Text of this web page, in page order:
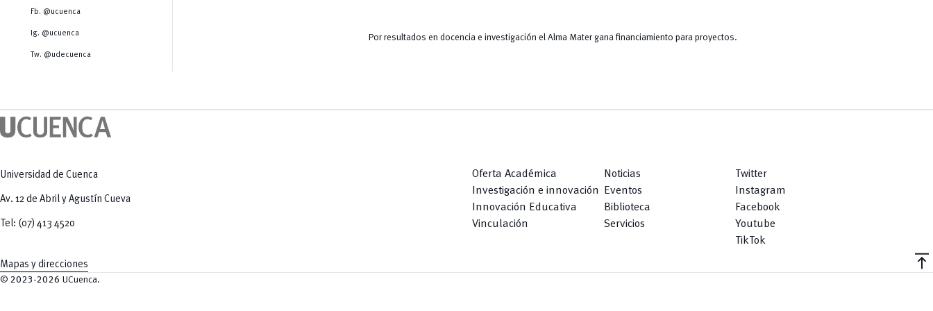
Tecnologías
Radio Universitaria
Sostenibilidad
Fb. @ucuenca
Ig. @ucuenca
Tw. @udecuenca
Por resultados en docencia e investigación el Alma Mater gana financiamiento para proyectos.
Universidad de Cuenca
Av. 12 de Abril y Agustín Cueva
Tel: (07) 413 4520
Mapas y direcciones
Oferta Académica
Investigación e innovación
Innovación Educativa
Vinculación
Noticias
Eventos
Biblioteca
Servicios
Twitter
Instagram
Facebook
Youtube
TikTok
vertical_align_top
© 2023-2026 UCuenca.